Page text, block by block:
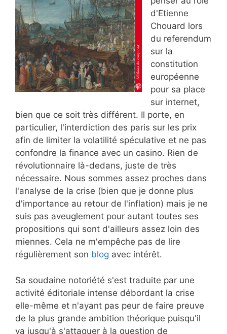
d'Etienne
Chouard lors
du referendum
sur la
constitution
européenne
pour sa place
sur internet,
bien que ce soit très différent. Il porte, en
particulier, l'interdiction des paris sur les prix
afin de limiter la volatilité spéculative et ne pas
confondre la finance avec un casino. Rien de
révolutionnaire là-dedans, juste de très
nécessaire. Nous sommes assez proches dans
l'analyse de la crise (bien que je donne plus
d'importance au retour de l'inflation) mais je ne
suis pas aveuglement pour autant toutes ses
propositions qui sont d'ailleurs assez loin des
miennes. Cela ne m'empêche pas de lire
régulièrement son blog avec intérêt.
Sa soudaine notoriété s'est traduite par une
activité éditoriale intense débordant la crise
elle-même et n'ayant pas peur de faire preuve
de la plus grande ambition théorique puisqu'il
va jusqu'à s'attaquer à la question de